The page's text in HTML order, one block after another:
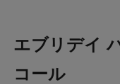
エブリデイ
コール